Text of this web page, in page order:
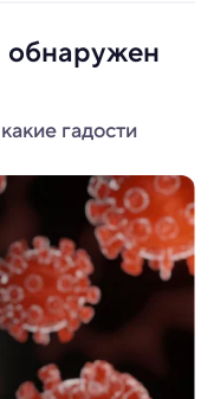
обнаружен
гадости